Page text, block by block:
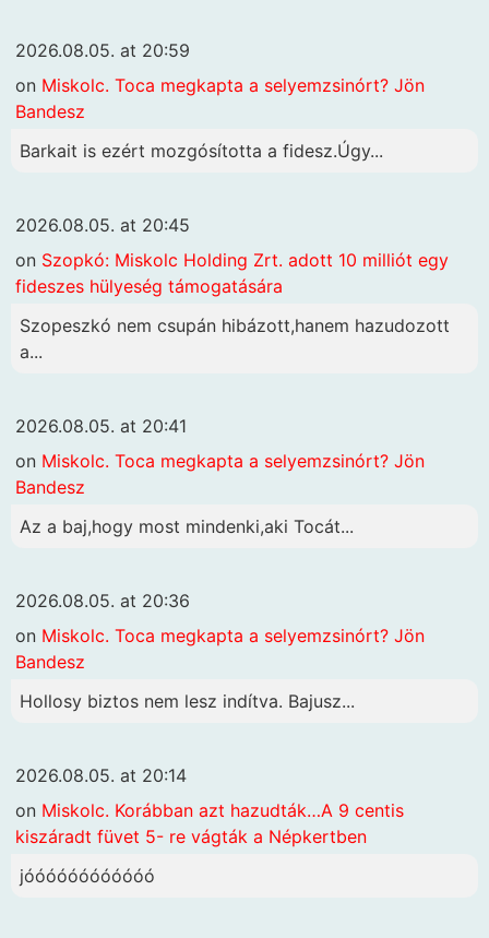
2026.08.05. at 20:59
on Miskolc. Toca megkapta a selyemzsinórt? Jön
Bandesz
Barkait is ezért mozgósította a fidesz.Úgy...
2026.08.05. at 20:45
on Szopkó: Miskolc Holding Zrt. adott 10 milliót egy
fideszes hülyeség támogatására
Szopeszkó nem csupán hibázott,hanem hazudozott
a...
2026.08.05. at 20:41
on Miskolc. Toca megkapta a selyemzsinórt? Jön
Bandesz
Az a baj,hogy most mindenki,aki Tocát...
2026.08.05. at 20:36
on Miskolc. Toca megkapta a selyemzsinórt? Jön
Bandesz
Hollosy biztos nem lesz indítva. Bajusz...
2026.08.05. at 20:14
on Miskolc. Korábban azt hazudták…A 9 centis
kiszáradt füvet 5- re vágták a Népkertben
jóóóóóóóóóóóó